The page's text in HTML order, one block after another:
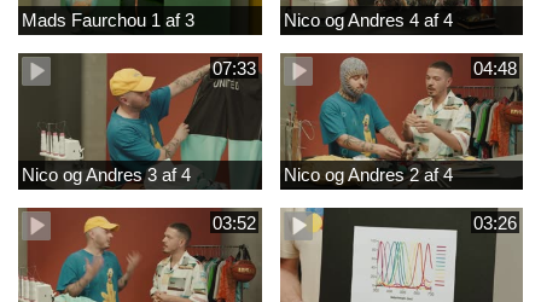
Mads Faurchou 1 af 3 Nico og Andres 4 af 4
07:33
Nico og Andres 3 af 4
04:48
Nico og Andres 2 af 4
03:52 03:26